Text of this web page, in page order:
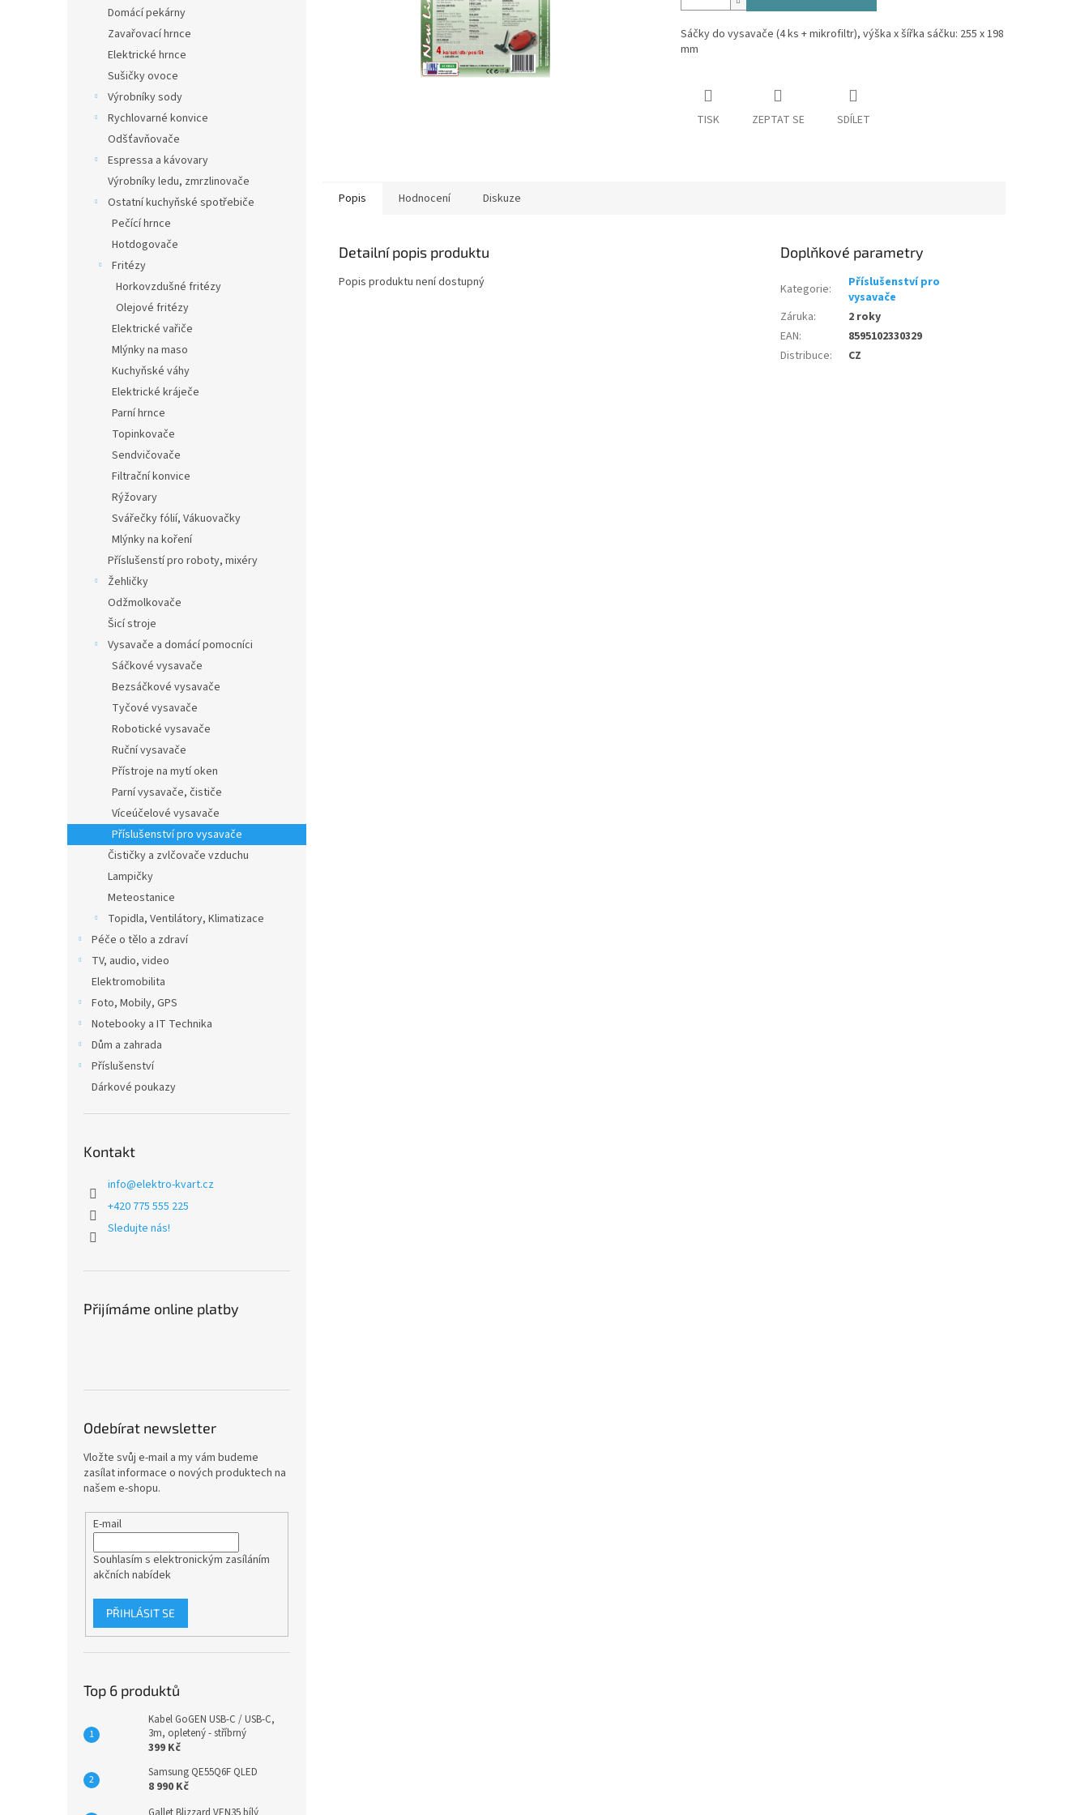
Domácí pekárny
Zavařovací hrnce
Elektrické hrnce
Sušičky ovoce
Výrobníky sody
Rychlovarné konvice
Odšťavňovače
Espressa a kávovary
Výrobníky ledu, zmrzlinovače
Ostatní kuchyňské spotřebiče
Pečící hrnce
Hotdogovače
Fritézy
Horkovzdušné fritézy
Olejové fritézy
Elektrické vařiče
Mlýnky na maso
Kuchyňské váhy
Elektrické kráječe
Parní hrnce
Topinkovače
Sendvičovače
Filtrační konvice
Rýžovary
Svářečky fólií, Vákuovačky
Mlýnky na koření
Příslušenstí pro roboty, mixéry
Žehličky
Odžmolkovače
Šicí stroje
Vysavače a domácí pomocníci
Sáčkové vysavače
Bezsáčkové vysavače
Tyčové vysavače
Robotické vysavače
Ruční vysavače
Přístroje na mytí oken
Parní vysavače, čističe
Víceúčelové vysavače
Příslušenství pro vysavače
Čističky a zvlčovače vzduchu
Lampičky
Meteostanice
Topidla, Ventilátory, Klimatizace
Péče o tělo a zdraví
TV, audio, video
Elektromobilita
Foto, Mobily, GPS
Notebooky a IT Technika
Dům a zahrada
Příslušenství
Dárkové poukazy
Kontakt
info@elektro-kvart.cz
+420 775 555 225
Sledujte nás!
Přijímáme online platby
Odebírat newsletter
Vložte svůj e-mail a my vám budeme
zasílat informace o nových produktech na
našem e-shopu.
E-mail
Souhlasím s elektronickým zasíláním
akčních nabídek
PŘIHLÁSIT SE
Top 6 produktů
Kabel GoGEN USB-C / USB-C,
3m, opletený - stříbrný
399 Kč
Samsung QE55Q6F QLED
8 990 Kč
Sáčky do vysavače (4 ks + mikrofiltr), výška x šířka sáčku: 255 x 198
mm
TISK ZEPTAT SE SDÍLET
Popis Hodnocení Diskuze
Detailní popis produktu
Popis produktu není dostupný
Doplňkové parametry
Kategorie:
Příslušenství pro
vysavače
Záruka:
2 roky
EAN:
8595102330329
Distribuce: CZ